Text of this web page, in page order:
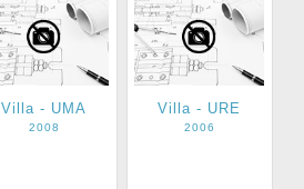
Villa - UMA
2008
Villa - URE
2006